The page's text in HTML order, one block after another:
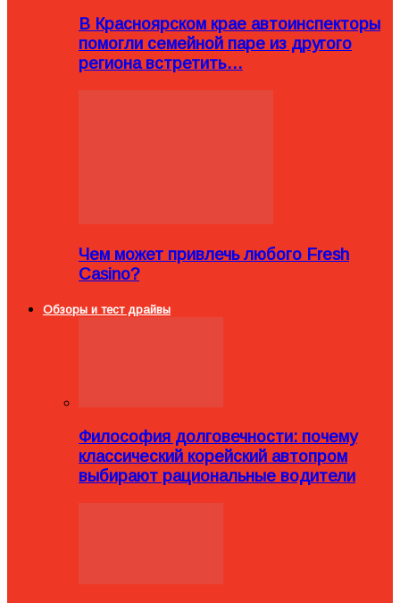
В Красноярском крае автоинспекторы
помогли семейной паре из другого
региона встретить…
Чем может привлечь любого Fresh
Casino?
Обзоры и тест драйвы
Философия долговечности: почему
классический корейский автопром
выбирают рациональные водители